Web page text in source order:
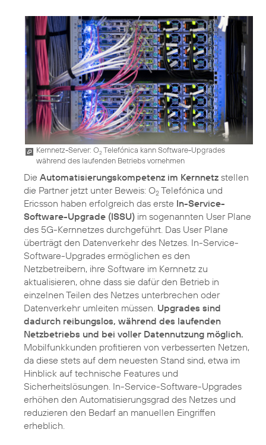
Kernnetz-Server: O2Telefónica kann Software-Upgrades
während des laufenden Betriebs vornehmen
Die Automatisierungskompetenz im Kernnetz stellen
die Partner jetzt unter Beweis: O2 Telefónica und
Ericsson haben erfolgreich das erste In-Service-
Software-Upgrade (ISSU) im sogenannten User Plane
des 5G-Kernnetzes durchgeführt. Das User Plane
überträgt den Datenverkehr des Netzes. In-Service-
Software-Upgrades ermöglichen es den
Netzbetreibern, ihre Software im Kernnetz zu
aktualisieren, ohne dass sie dafür den Betrieb in
einzelnen Teilen des Netzes unterbrechen oder
Datenverkehr umleiten müssen. Upgrades sind
dadurch reibungslos, während des laufenden
Netzbetriebs und bei voller Datennutzung möglich.
Mobilfunkkunden profitieren von verbesserten Netzen,
da diese stets auf dem neuesten Stand sind, etwa im
Hinblick auf technische Features und
Sicherheitslösungen. In-Service-Software-Upgrades
erhöhen den Automatisierungsgrad des Netzes und
reduzieren den Bedarf an manuellen Eingriffen
erheblich.